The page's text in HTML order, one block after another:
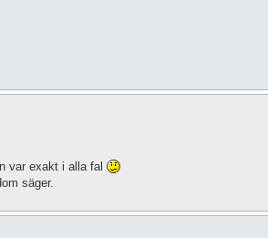
var exakt i alla fal
säger.